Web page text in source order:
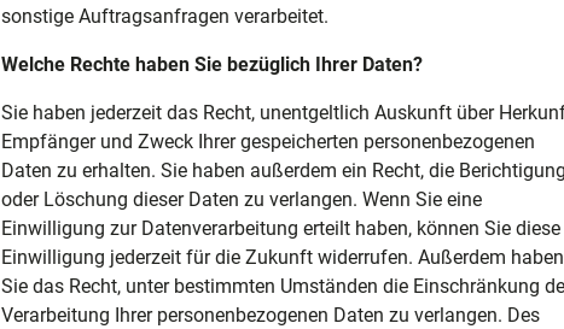
sonstige Auftragsanfragen verarbeitet.
Welche Rechte haben Sie bezüglich Ihrer Daten?
Sie haben jederzeit das Recht, unentgeltlich Auskunft über
Empfänger und Zweck Ihrer gespeicherten personenbezogenen
Daten zu erhalten. Sie haben außerdem ein Recht, die Berichtigung
oder Löschung dieser Daten zu verlangen. Wenn Sie eine
Einwilligung zur Datenverarbeitung erteilt haben, können Sie diese
Einwilligung jederzeit für die Zukunft widerrufen. Außerdem haben
Sie das Recht, unter bestimmten Umständen die Einschränkung
Verarbeitung Ihrer personenbezogenen Daten zu verlangen. Des